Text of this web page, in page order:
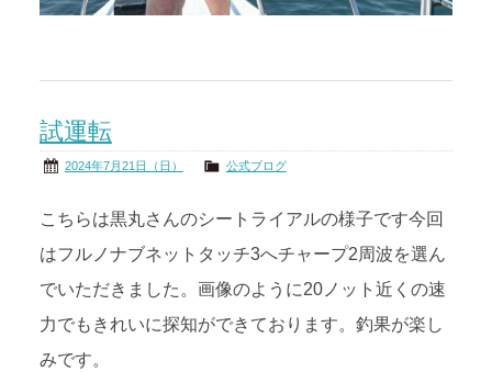
試運転
2024年7月21日（日） 公式ブログ
こちらは黒丸さんのシートライアルの様子です今回
はフルノナブネットタッチ3へチャープ2周波を選ん
でいただきました。画像のように20ノット近くの速
力でもきれいに探知ができております。釣果が楽し
みです。